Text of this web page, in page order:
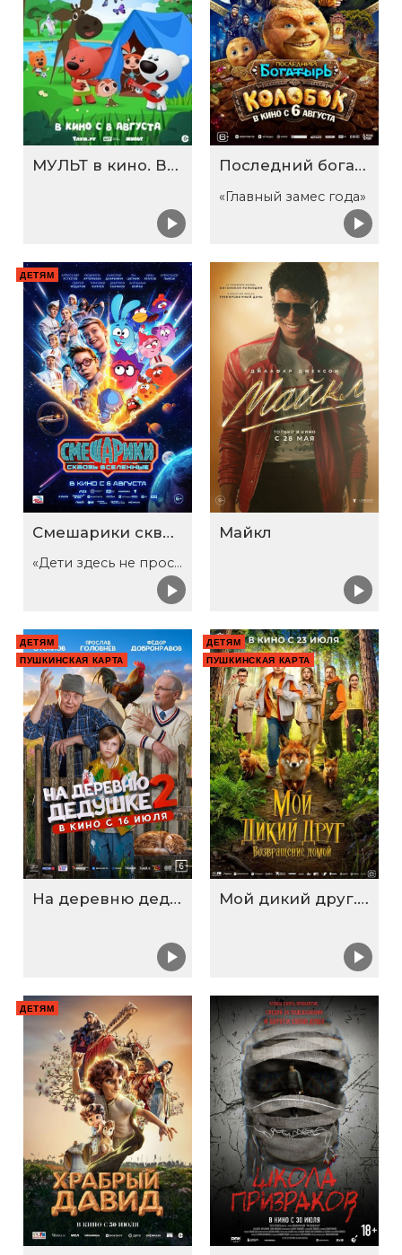
МУЛЬТ в кино. Выпуск №198. Некогда скучать Последний богатырь. Колобок
«Главный замес года»
ДЕТЯМ
Смешарики сквозь вселенные
«Дети здесь не просто так»
Майкл
ДЕТЯМ
ПУШКИНСКАЯ КАРТА
На деревню дедушке 2
ДЕТЯМ
ПУШКИНСКАЯ КАРТА
Мой дикий друг. Возвращение домой
ДЕТЯМ